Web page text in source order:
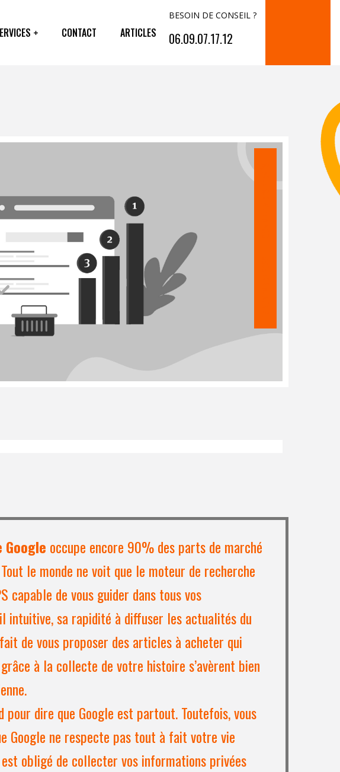
CONTACT ARTICLES
BESOIN DE CONSEIL ?
06.09.07.17.12
occupe encore 90% des parts de marché
le monde ne voit que le moteur de recherche
capable de vous guider dans tous vos
intuitive, sa rapidité à diffuser les actualités du
de vous proposer des articles à acheter qui
à la collecte de votre histoire s’avèrent bien
pour dire que Google est partout. Toutefois, vous
Google ne respecte pas tout à fait votre vie
obligé de collecter vos informations privées